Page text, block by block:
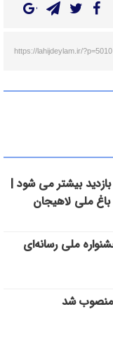
https://lahijdeylam.ir/?p=5010
بیشتر می شود |
ملی لاهیجان
ملی رسانه‌ای
منصوب شد